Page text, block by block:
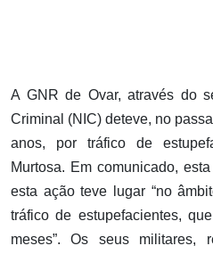
A GNR de Ovar, através do
Criminal (NIC) deteve, no
anos, por tráfico de
Murtosa. Em comunicado,
esta ação teve lugar “no
tráfico de estupefacientes,
meses”. Os seus militares,